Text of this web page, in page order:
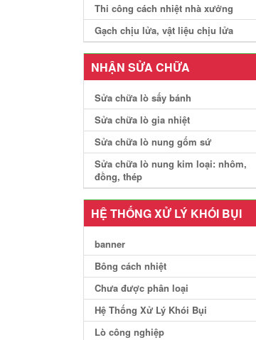
Thi công cách nhiệt nhà xưởng
Gạch chịu lửa, vật liệu chịu lửa
NHẬN SỬA CHỮA
Sửa chữa lò sấy bánh
Sửa chữa lò gia nhiệt
Sửa chữa lò nung gốm sứ
Sửa chữa lò nung kim loại: nhôm,
đồng, thép
HỆ THỐNG XỬ LÝ KHÓI BỤI
banner
Bông cách nhiệt
Chưa được phân loại
Hệ Thống Xử Lý Khói Bụi
Lò công nghiệp